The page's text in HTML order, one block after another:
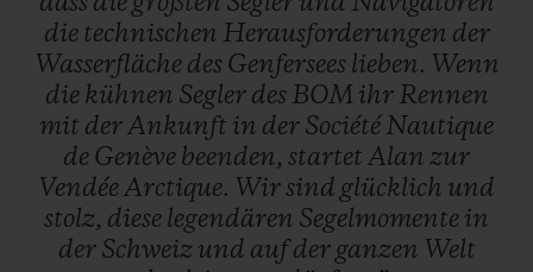
die technischen Herausforderungen der
Wasserfläche des Genfersees lieben. Wenn
die kühnen Segler des BOM ihr Rennen
mit derAnkunft in der Société Nautique
de Genève beenden, startet Alan zur
VendéeArctique. Wirsind glücklich und
stolz, diese legendären Segelmomente in
der Schweiz und aufder ganzen Welt